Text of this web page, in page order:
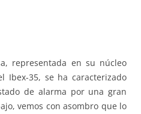
representada en su núcleo
Ibex-35, se ha caracterizado
de alarma por una gran
vemos con asombro que lo